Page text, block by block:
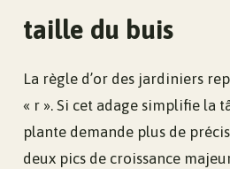
taille du buis
La règle d’or des jardiniers
« r ». Si cet adage simplifie la
plante demande plus de
deux pics de croissance